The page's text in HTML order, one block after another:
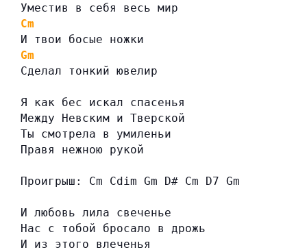
Уместив в себя весь мир
Cm
И твои босые ножки
Gm
Сделал тонкий ювелир
Я как бес искал спасенья
Между Невским и Тверской
Ты смотрела в умиленьи
Правя нежною рукой
Проигрыш: Cm Cdim Gm D# Cm D7 Gm
И любовь лила свеченье
Нас с тобой бросало в дрожь
И из этого влеченья